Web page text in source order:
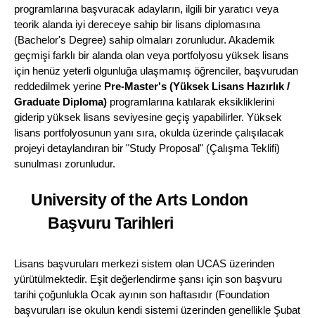
programlarına başvuracak adayların, ilgili bir yaratıcı veya
teorik alanda iyi dereceye sahip bir lisans diplomasına
(Bachelor's Degree) sahip olmaları zorunludur. Akademik
geçmişi farklı bir alanda olan veya portfolyosu yüksek lisans
için henüz yeterli olgunluğa ulaşmamış öğrenciler, başvurudan
reddedilmek yerine Pre-Master's (Yüksek Lisans Hazırlık /
Graduate Diploma) programlarına katılarak eksikliklerini
giderip yüksek lisans seviyesine geçiş yapabilirler. Yüksek
lisans portfolyosunun yanı sıra, okulda üzerinde çalışılacak
projeyi detaylandıran bir "Study Proposal" (Çalışma Teklifi)
sunulması zorunludur.
University of the Arts London
Başvuru Tarihleri
Lisans başvuruları merkezi sistem olan UCAS üzerinden
yürütülmektedir. Eşit değerlendirme şansı için son başvuru
tarihi çoğunlukla Ocak ayının son haftasıdır (Foundation
başvuruları ise okulun kendi sistemi üzerinden genellikle Şubat